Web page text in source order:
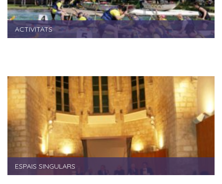
ACTIVITATS
ESPAIS SINGULARS